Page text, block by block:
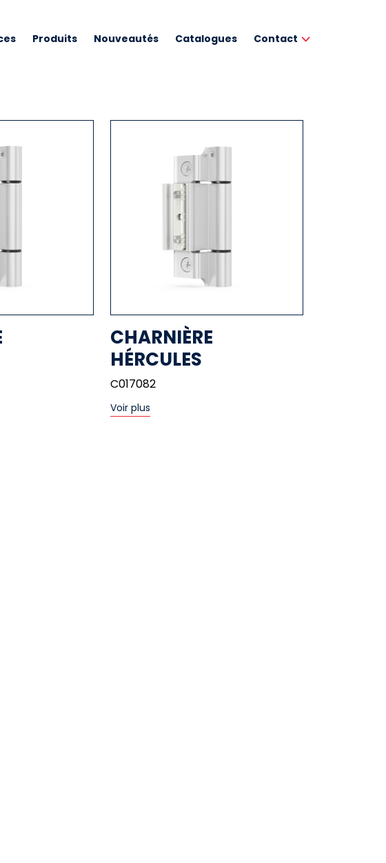
Produits Nouveautés Catalogues Contact
CHARNIÈRE
HÉRCULES
C017082
Voir plus